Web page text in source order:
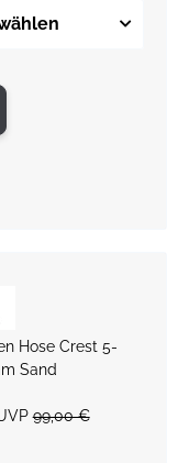
Hose Crest 5-
Sand
99,00 €